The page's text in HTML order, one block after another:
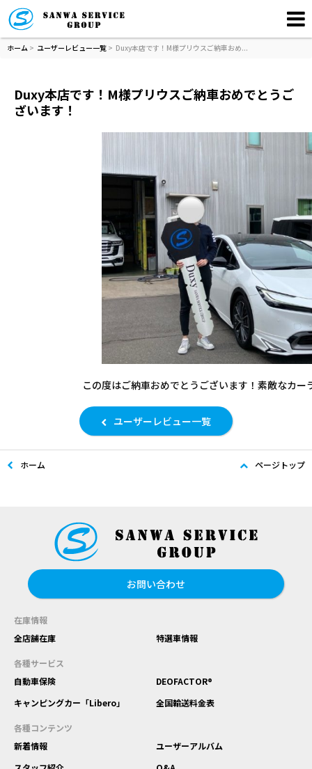
ホーム > ユーザーレビュー一覧 > Duxy本店です！M様プリウスご納車おめ...
Duxy本店です！M様プリウスご納車おめでとうご
ざいます！
この度はご納車おめでとうございます！素敵なカ
ユーザーレビュー一覧
ホーム ページトップ
お問い合わせ
在庫情報
全店舗在庫
特選車情報
各種サービス
自動車保険
DEOFACTOR®
キャンピングカー「Libero」
全国輸送料金表
各種コンテンツ
新着情報
ユーザーアルバム